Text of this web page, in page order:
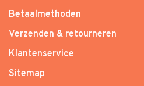
Betaalmethoden
Verzenden & retourneren
Klantenservice
Sitemap